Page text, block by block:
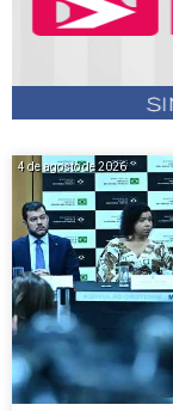
4 de agosto de 2026